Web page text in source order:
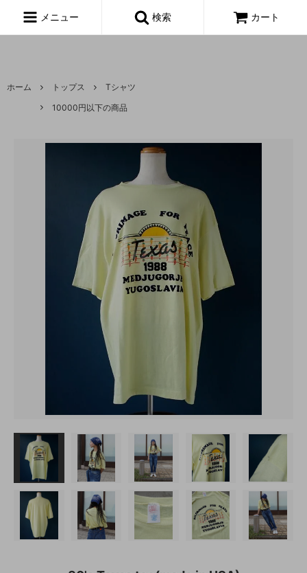
着,made in usa,アメーバ,
メニュー 検索 カート
ホーム トップス
Tシャツ
10000円以下の商品